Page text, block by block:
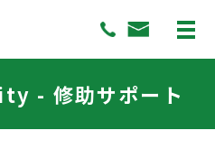
- 修助サポート